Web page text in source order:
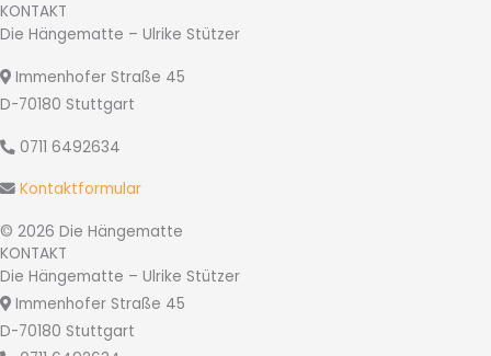
KONTAKT
Die Hängematte – Ulrike Stützer
Immenhofer Straße 45
D-70180 Stuttgart
0711 6492634
Kontaktformular
© 2026 Die Hängematte
KONTAKT
Die Hängematte – Ulrike Stützer
Immenhofer Straße 45
D-70180 Stuttgart